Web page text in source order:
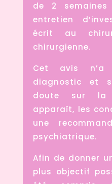
de 2
entretien
écrit au
chirurgienne.
Cet avis
diagnostic et
doute sur la
apparaît, les
une
psychiatrique.
Afin de donner
plus objectif